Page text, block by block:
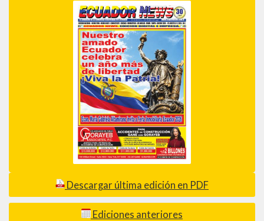
Descargar última edición en PDF
Ediciones anteriores